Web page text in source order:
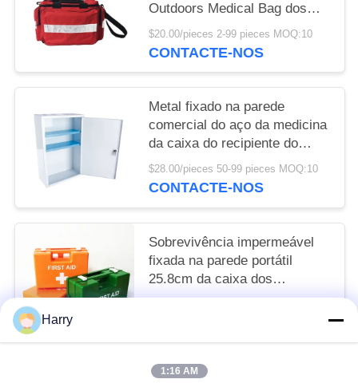
Outdoors Medical Bag dos
primeiros socorros
$20.00/pieces 2-99 pieces MOQ:10
CONTACTE-NOS
Metal fixado na parede
comercial do aço da medicina
da caixa do recipiente do
armário dos primeiros
socorros da casa
$28.00/pieces 50-99 pieces MOQ:10
CONTACTE-NOS
Sobrevivência impermeável
fixada na parede portátil
25.8cm da caixa dos
primeiros socorros do ABS e
Harry
1:16 AM